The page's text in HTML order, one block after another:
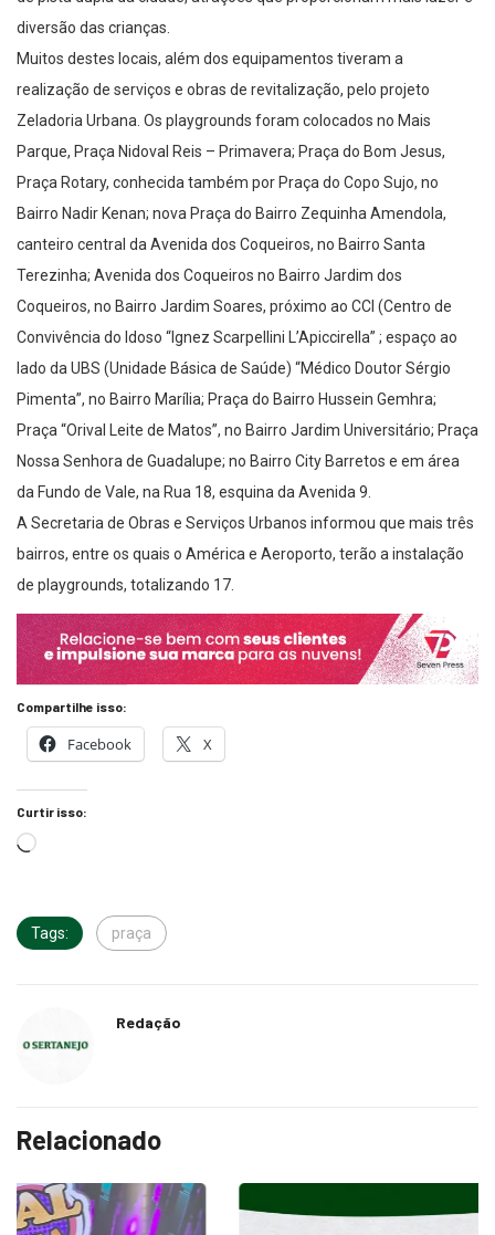
diversão das crianças.
Muitos destes locais, além dos equipamentos tiveram a
realização de serviços e obras de revitalização, pelo projeto
Zeladoria Urbana. Os playgrounds foram colocados no Mais
Parque, Praça Nidoval Reis – Primavera; Praça do Bom Jesus,
Praça Rotary, conhecida também por Praça do Copo Sujo, no
Bairro Nadir Kenan; nova Praça do Bairro Zequinha Amendola,
canteiro central da Avenida dos Coqueiros, no Bairro Santa
Terezinha; Avenida dos Coqueiros no Bairro Jardim dos
Coqueiros, no Bairro Jardim Soares, próximo ao CCI (Centro de
Convivência do Idoso “Ignez Scarpellini L’Apiccirella” ; espaço ao
lado da UBS (Unidade Básica de Saúde) “Médico Doutor Sérgio
Pimenta”, no Bairro Marília; Praça do Bairro Hussein Gemhra;
Praça “Orival Leite de Matos”, no Bairro Jardim Universitário; Praça
Nossa Senhora de Guadalupe; no Bairro City Barretos e em área
da Fundo de Vale, na Rua 18, esquina da Avenida 9.
A Secretaria de Obras e Serviços Urbanos informou que mais três
bairros, entre os quais o América e Aeroporto, terão a instalação
de playgrounds, totalizando 17.
Compartilhe isso:
Facebook X
Curtir isso:
Tags: praça
Redação
Relacionado